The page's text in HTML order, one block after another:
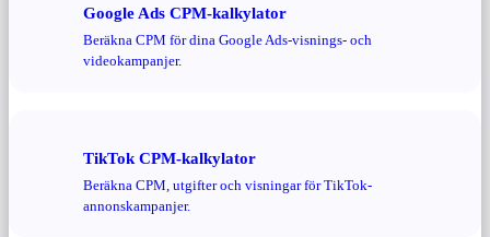
Google Ads CPM-kalkylator
Beräkna CPM för dina Google Ads-visnings- och
videokampanjer.
TikTok CPM-kalkylator
Beräkna CPM, utgifter och visningar för TikTok-
annonskampanjer.